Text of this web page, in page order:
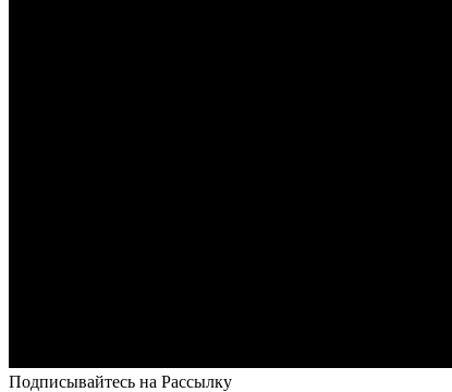
Подписывайтесь на Рассылку